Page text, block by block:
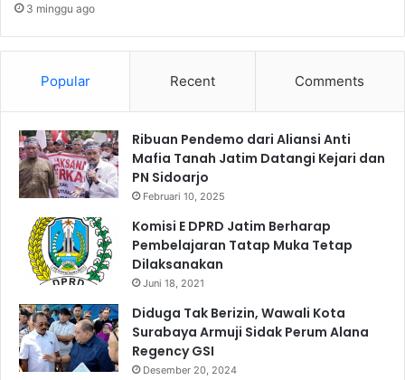
a
n
a
n
d
S
o
e
d
k
a
a
u
3 minggu ago
Popular Recent Comments
Ribuan Pendemo dari Aliansi Anti
Mafia Tanah Jatim Datangi Kejari dan
PN Sidoarjo
Februari 10, 2025
Komisi E DPRD Jatim Berharap
Pembelajaran Tatap Muka Tetap
Dilaksanakan
Juni 18, 2021
Diduga Tak Berizin, Wawali Kota
Surabaya Armuji Sidak Perum Alana
Regency GSI
Desember 20, 2024